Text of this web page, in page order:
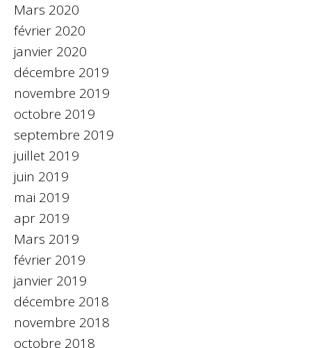
Mars 2020
février 2020
janvier 2020
décembre 2019
novembre 2019
octobre 2019
septembre 2019
juillet 2019
juin 2019
mai 2019
apr 2019
Mars 2019
février 2019
janvier 2019
décembre 2018
novembre 2018
octobre 2018